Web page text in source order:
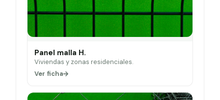
Panel malla H.
Viviendas y zonas residenciales.
Ver ficha